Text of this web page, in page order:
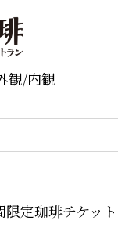
観/内観
定珈琲チケット